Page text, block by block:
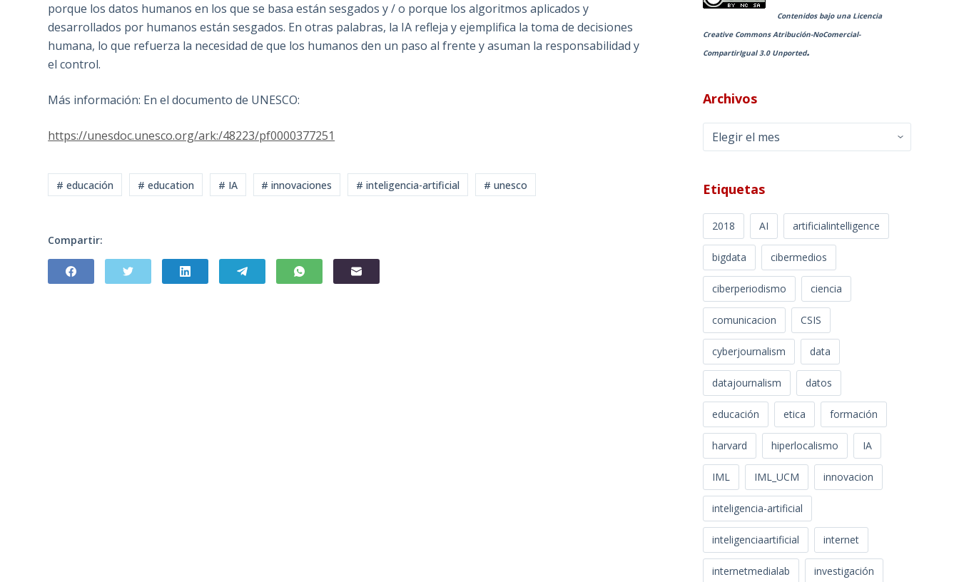
porque los datos humanos en los que se basa están sesgados y / o porque los algoritmos aplicados y
desarrollados por humanos están sesgados. En otras palabras, la IA refleja y ejemplifica la toma de decisiones
humana, lo que refuerza la necesidad de que los humanos den un paso al frente y asuman la responsabilidad y
el control.
Más información: En el documento de UNESCO:
https://unesdoc.unesco.org/ark:/48223/pf0000377251
# educación # education # IA # innovaciones # inteligencia-artificial # unesco
Compartir:
Contenidos bajo una Licencia
Creative Commons Atribución-NoComercial-
CompartirIgual 3.0 Unported.
Archivos
Archivos
Etiquetas
2018 AI artificialintelligence
bigdata cibermedios
ciberperiodismo ciencia
comunicacion CSIS
cyberjournalism data
datajournalism datos
educación etica formación
harvard hiperlocalismo IA
IML IML_UCM innovacion
inteligencia-artificial
inteligenciaartificial internet
internetmedialab investigación